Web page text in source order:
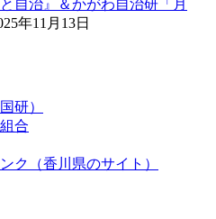
自治』＆かがわ自治研「月
年11月13日
研）
合
ク（香川県のサイト）